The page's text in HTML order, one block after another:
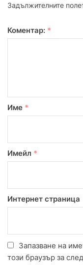
Задължителните
Коментар: *
Име *
Имейл *
Интернет страница
Запазване на
този браузър за